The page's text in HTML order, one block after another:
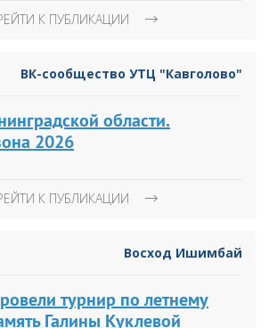
К ПУБЛИКАЦИИ
ВК-сообщество УТЦ "Кавголово"
области.
2026
К ПУБЛИКАЦИИ
Восход Ишимбай
турнир по летнему
Галины Куклевой